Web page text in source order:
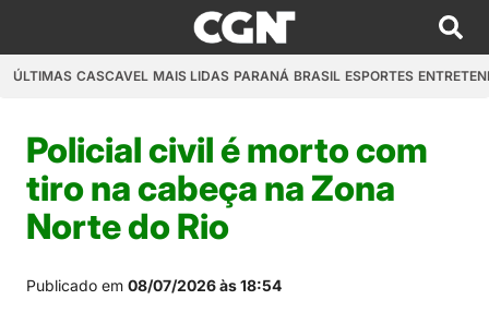
ÚLTIMAS CASCAVEL MAIS LIDAS PARANÁ BRASIL ESPORTES
Policial civil é morto com
tiro na cabeça na Zona
Norte do Rio
Publicado em 08/07/2026 às 18:54